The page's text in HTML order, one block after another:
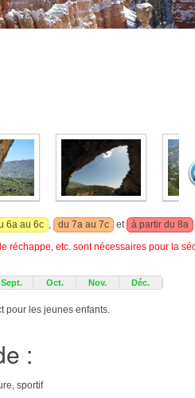
6a au 6c , du 7a au 7c et à partir du 8a
réchappe, etc. sont nécessaires pour la
Sept. Oct. Nov. Déc.
pour les jeunes enfants.
:
sportif